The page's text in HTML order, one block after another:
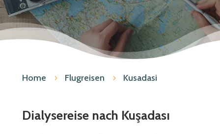
Home 5 Flugreisen 5 Kusadasi
Dialysereise nach Kuşadası